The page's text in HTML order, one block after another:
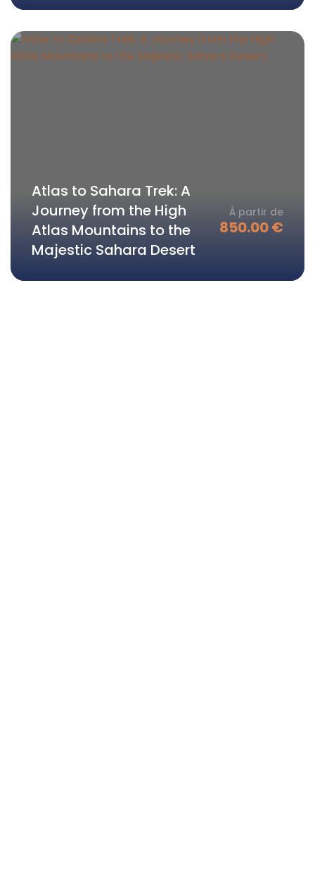
Atlas to Sahara Trek: A
Journey from the High
Atlas Mountains to the
Majestic Sahara Desert
À partir de
850.00€